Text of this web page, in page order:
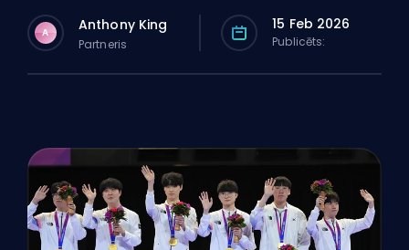
A Anthony King
Partneris
15 Feb 2026
Publicēts: